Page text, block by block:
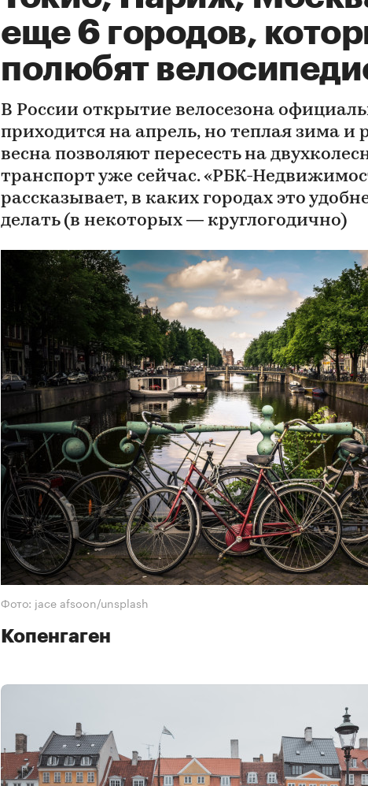
еще 6 городов,
полюбят
В России открытие велосезона
приходится на апрель, но теплая зима и
весна позволяют пересесть на
транспорт уже сейчас. «РБК-
рассказывает, в каких городах это
делать (в некоторых — круглогодично)
Фото: jace afsoon/unsplash
Копенгаген